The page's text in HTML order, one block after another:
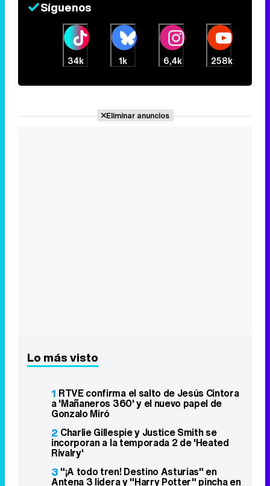
Eliminar anuncios
2
incorporan a la temporada 2 de 'Heated
Rivalry'
3 "¡A todo tren! Destino Asturias" en
Antena 3 lidera y "Harry Potter" pincha en
Cuatro
4 Telecinco estrena 'Una receta para dos',
con Amir Haddad, de Eurovisión 2016
5Britney Spears dice haber fallado como
madre porque su hijo cree en la ciencia y
no en Dios